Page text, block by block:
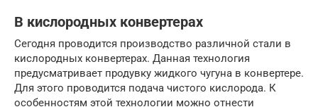
В кислородных конвертерах
Сегодня проводится производство различной стали в
кислородных конвертерах. Данная технология
предусматривает продувку жидкого чугуна в конвертере.
Для этого проводится подача чистого кислорода. К
особенностям этой технологии можно отнести